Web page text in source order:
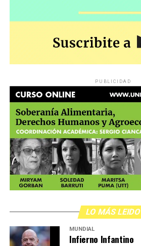
PUBLICIDAD
LO MÁS LEIDO
MUNDIAL
Infierno Infantino